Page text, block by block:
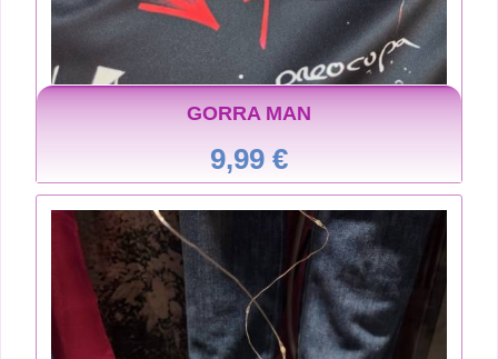
GORRA MAN
9,99 €